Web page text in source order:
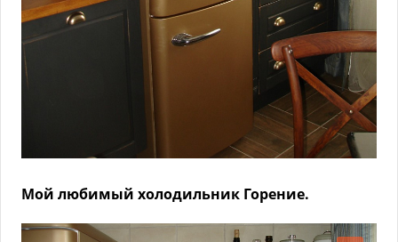
Мой любимый холодильник Горение.